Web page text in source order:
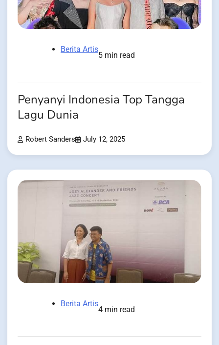
Berita Artis
5 min read
Penyanyi Indonesia Top Tangga
Lagu Dunia
Robert Sanders July 12, 2025
Berita Artis
4 min read